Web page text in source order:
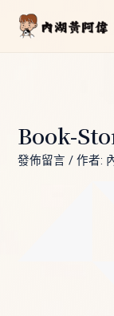
Book-
發佈留言 / 作者:
navigation